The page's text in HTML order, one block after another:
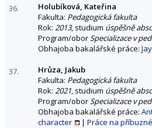
36.
Holubíková, Kateřina
Fakulta: Pedagogická fakulta
Rok: 2013, studium úspěšně
Program/oborSpecializace v
Obhajoba bakalářské práce:
37.
Hrůza, Jakub
Fakulta: Pedagogická fakulta
Rok: 2021, studium úspěšně
Program/oborSpecializace v
Obhajoba bakalářské práce:
character
| Práce na